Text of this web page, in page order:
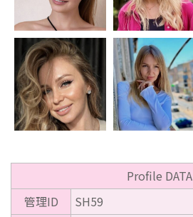
Profile DATA
管理ID
SH59